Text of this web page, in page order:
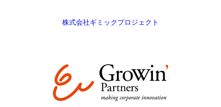
株式会社ギミックプロジェクト